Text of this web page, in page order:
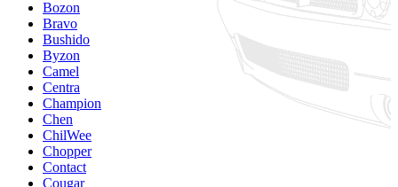
Bozon
Bravo
Bushido
Byzon
Camel
Centra
Champion
Chen
ChilWee
Chopper
Contact
Cougar